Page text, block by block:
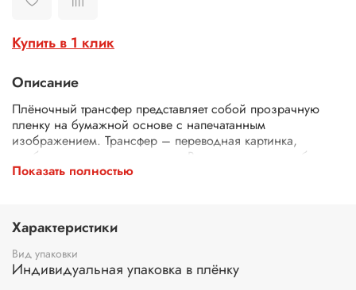
Купить в 1 клик
Описание
Плёночный трансфер представляет собой прозрачную
пленку на бумажной основе с напечатанным
изображением. Трансфер – переводная картинка,
изображение, с его помощью Ваше изделие приобретет
неповторимость и уникальность. Трансферной бумагой
для декупажа. Трансфер универсален, подходит для
работы на светлых поверхностях (белая, слоновая кость,
бежевая, кремовая). Рекомендуется предварительно
загрунтовать поверхность. Для этого подойдет белая
акриловая краска, светлый акриловый грунт, любой
Показать полностью
Характеристики
Вид упаковки
Индивидуальная упаковка в плёнку